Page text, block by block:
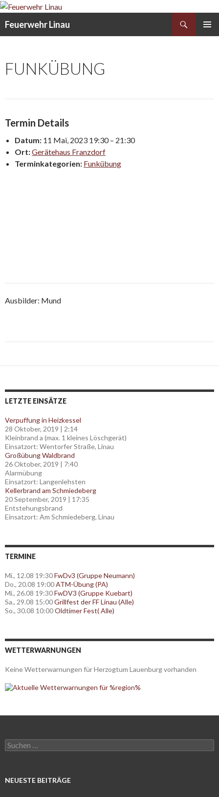
Feuerwehr Linau
FUNKÜBUNG
Termin Details
Datum: 11 Mai, 2023 19:30– 21:30
Ort:Gerätehaus Franzdorf
Terminkategorien: Funkübung
Ausbilder: Mund
navigation
LETZTE EINSÄTZE
Verpuffung in Heizkessel
28 Oktober, 2019 | 2:14
Kleinbrand a (max. 1 kleines Löschgerät)
Einsatzort: Wentorfer Straße, Linau
Großübung Waldbrand
26 Oktober, 2019 | 7:40
Alarmübung
Einsatzort: Langenlehsten
Kellerbrand am Schmiedeberg
20 September, 2019 | 17:35
Entstehungsbrand
Einsatzort: Am Schmiedeberg, Linau
TERMINE
Mi., 12.08 19:30FwDv3 (Gruppe Neumann)
Do., 20.08 19:00ATM-Übung (PA)
Mi., 26.08 19:30FwDV3 (Gruppe Kuebart)
Sa., 29.08 15:00Grillfest der FF Linau (Alle)
So., 30.08 10:00Oldtimer Fest( Alle)
WETTERWARNUNGEN
Keine Wetterwarnungen für Herzogtum Lauenburg vorhanden
Suchen
nach:
NEUESTE BEITRÄGE